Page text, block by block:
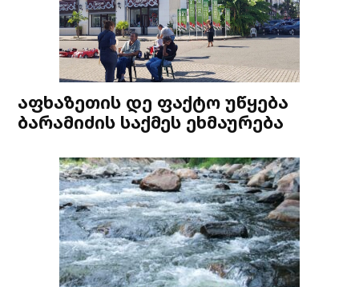
აფხაზეთის დე ფაქტო უწყება
ბარამიძის საქმეს ეხმაურება